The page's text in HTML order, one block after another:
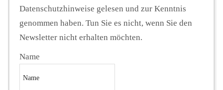
Datenschutzhinweise gelesen und zur Kenntnis
genommen haben. Tun Sie es nicht, wenn Sie den
Newsletter nicht erhalten möchten.
Name